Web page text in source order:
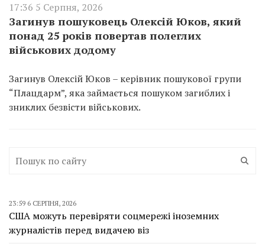
17:36 5 Серпня, 2026
Загинув пошуковець Олексій Юков, який
понад 25 років повертав полеглих
військових додому
Загинув Олексій Юков – керівник пошукової групи
“Плацдарм”, яка займається пошуком загиблих і
зниклих безвісти військових.
23:59 6 СЕРПНЯ, 2026
США можуть перевіряти соцмережі іноземних
журналістів перед видачею віз